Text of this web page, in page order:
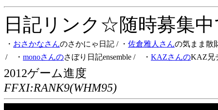
日記リンク☆随時募集
・ おさかなさんのさかにゃ日記 / ・ 佐倉雅人さんの気まま散
/ ・ monoさんのさぼり日記ensemble / ・ KAZさんのKAZ兄
2012ゲーム進度
FFXI:RANK9(WHM95)